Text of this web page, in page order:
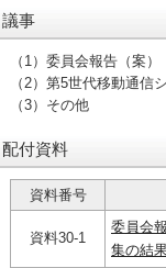
議事
（1）委員会報告（案
（2）第5世代移動通信
（3）その他
配付資料
資料番号
資料30-1
委員会
集の結